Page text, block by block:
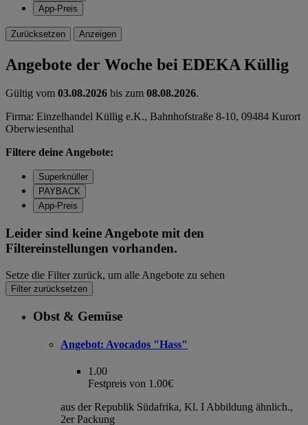
App-Preis
Zurücksetzen Anzeigen
Angebote der Woche bei EDEKA Küllig
Gültig vom 03.08.2026 bis zum 08.08.2026.
Firma: Einzelhandel Küllig e.K., Bahnhofstraße 8-10, 09484 Kurort
Oberwiesenthal
Filtere deine Angebote:
Superknüller
PAYBACK
App-Preis
Leider sind keine Angebote mit den
Filtereinstellungen vorhanden.
Setze die Filter zurück, um alle Angebote zu sehen
Filter zurücksetzen
Obst & Gemüse
Angebot: Avocados "Hass"
1.00
Festpreis von 1.00€
aus der Republik Südafrika, Kl. I Abbildung ähnlich.,
2er Packung